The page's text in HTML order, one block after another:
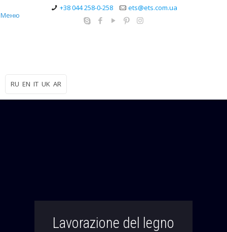
+38 044 258-0-258
ets@ets.com.ua
Меню
RU EN IT UK AR
Lavorazione del legno